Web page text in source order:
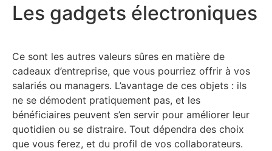
Les gadgets électroniques
Ce sont les autres valeurs sûres en matière de
cadeaux d’entreprise, que vous pourriez offrir à vos
salariés ou managers. L’avantage de ces objets : ils
ne se démodent pratiquement pas, et les
bénéficiaires peuvent s’en servir pour améliorer leur
quotidien ou se distraire. Tout dépendra des choix
que vous ferez, et du profil de vos collaborateurs.